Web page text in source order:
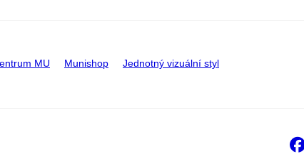
MU Munishop Jednotný vizuální styl